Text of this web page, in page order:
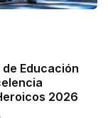
Educación
2026